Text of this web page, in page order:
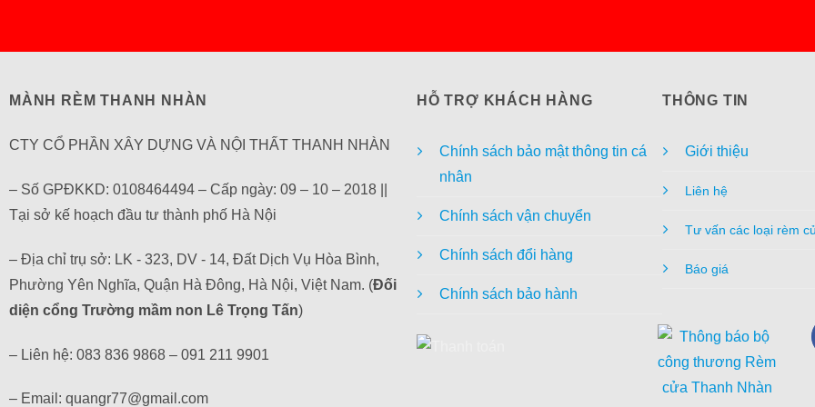
MÀNH RÈM THANH NHÀN
CTY CỔ PHẦN XÂY DỰNG VÀ NỘI THẤT THANH NHÀN
– Số GPĐKKD: 0108464494 – Cấp ngày: 09 – 10 – 2018 ||
Tại sở kế hoạch đầu tư thành phố Hà Nội
– Địa chỉ trụ sở: LK - 323, DV - 14, Đất Dịch Vụ Hòa Bình,
Phường Yên Nghĩa, Quận Hà Đông, Hà Nội, Việt Nam. (Đối
diện cổng Trường mầm non Lê Trọng Tấn)
– Liên hệ: 083 836 9868 – 091 211 9901
– Email: quangr77@gmail.com
HỖ TRỢ KHÁCH HÀNG
Chính sách bảo mật thông tin cá
nhân
Chính sách vận chuyển
Chính sách đổi hàng
Chính sách bảo hành
THÔNG TIN
Giới thiệu
Liên hệ
Tư vấn các loại rèm
Báo giá